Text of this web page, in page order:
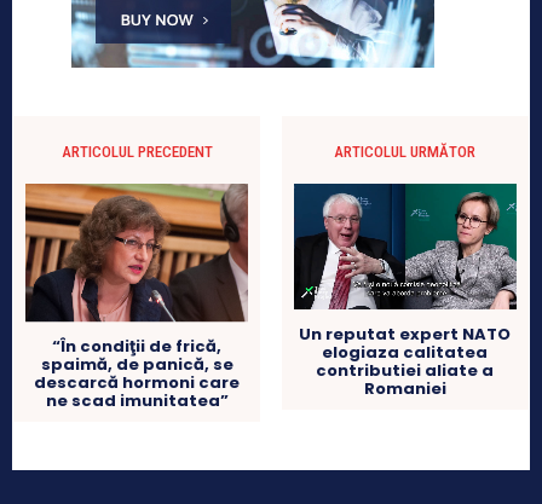
ARTICOLUL PRECEDENT
“În condiţii de frică,
spaimă, de panică, se
descarcă hormoni care
ne scad imunitatea”
ARTICOLUL URMĂTOR
Un reputat expert NATO
elogiaza calitatea
contributiei aliate a
Romaniei